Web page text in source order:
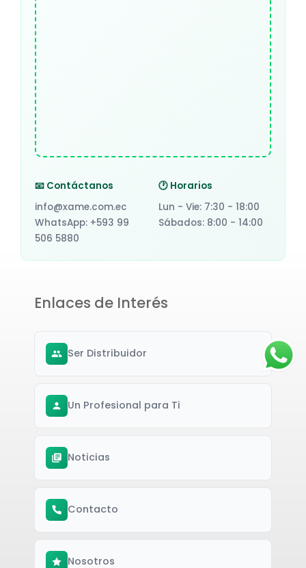
📧 Contáctanos
info@xame.com.ec
WhatsApp: +593 99
506 5880
🕐 Horarios
Lun - Vie: 7:30 - 18:00
Sábados: 8:00 - 14:00
Enlaces de Interés
Ser Distribuidor
Un Profesional para Ti
Noticias
Contacto
Nosotros